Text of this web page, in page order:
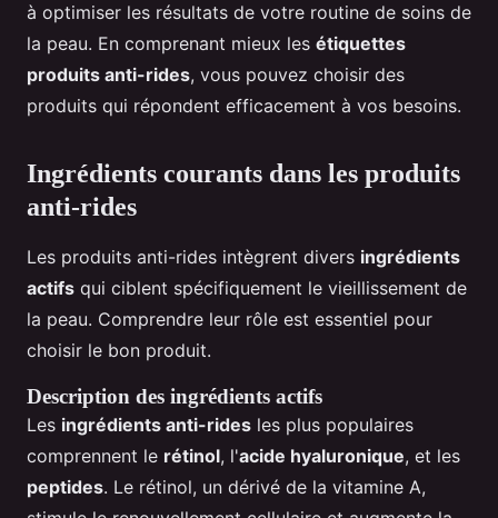
à optimiser les résultats de votre routine de soins de
la peau. En comprenant mieux les étiquettes
produits anti-rides, vous pouvez choisir des
produits qui répondent efficacement à vos besoins.
Ingrédients courants dans les produits
anti-rides
Les produits anti-rides intègrent divers ingrédients
actifs qui ciblent spécifiquement le vieillissement de
la peau. Comprendre leur rôle est essentiel pour
choisir le bon produit.
Description des ingrédients actifs
Les ingrédients anti-rides les plus populaires
comprennent le rétinol, l'acide hyaluronique, et les
peptides. Le rétinol, un dérivé de la vitamine A,